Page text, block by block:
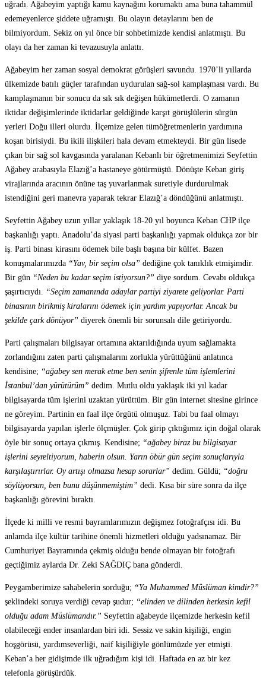
uğradı. Ağabeyim yaptığı kamu kaynağını korumaktı ama buna tahammül
edemeyenlerce şiddete uğramıştı. Bu olayın detaylarını ben de
bilmiyordum. Sekiz on yıl önce bir sohbetimizde kendisi anlatmıştı. Bu
olayı da her zaman ki tevazusuyla anlattı.
Ağabeyim her zaman sosyal demokrat görüşleri savundu. 1970’li yıllarda
ülkemizde batılı güçler tarafından uydurulan sağ-sol kamplaşması vardı. Bu
kamplaşmanın bir sonucu da sık sık değişen hükümetlerdi. O zamanın
iktidar değişimlerinde iktidarlar geldiğinde karşıt görüşlülerin sürgün
yerleri Doğu illeri olurdu. İlçemize gelen tümöğretmenlerin yardımına
koşan birisiydi. Bu ikili ilişkileri hala devam etmekteydi. Bir gün lisede
çıkan bir sağ sol kavgasında yaralanan Kebanlı bir öğretmenimizi Seyfettin
Ağabey arabasıyla Elazığ’a hastaneye götürmüştü. Dönüşte Keban giriş
virajlarında aracının önüne taş yuvarlanmak suretiyle durdurulmak
istendiğini geri manevra yaparak tekrar Elazığ’a döndüğünü anlatmıştı.
Seyfettin Ağabey uzun yıllar yaklaşık 18-20 yıl boyunca Keban CHP ilçe
başkanlığı yaptı. Anadolu’da siyasi parti başkanlığı yapmak oldukça zor bir
iş. Parti binası kirasını ödemek bile başlı başına bir külfet. Bazen
konuşmalarımızda “Yav, bir seçim olsa” dediğine çok tanıklık etmişimdir.
Bir gün “Neden bu kadar seçim istiyorsun?” diye sordum. Cevabı oldukça
şaşırtıcıydı. “Seçim zamanında adaylar partiyi ziyarete geliyorlar. Parti
binasının birikmiş kiralarını ödemek için yardım yapıyorlar. Ancak bu
şekilde çark dönüyor” diyerek önemli bir sorunsalı dile getiriyordu.
Parti çalışmaları bilgisayar ortamına aktarıldığında uyum sağlamakta
zorlandığını zaten parti çalışmalarını zorlukla yürüttüğünü anlatınca
kendisine; “ağabey sen merak etme ben senin şifrenle tüm işlemlerini
İstanbul’dan yürütürüm” dedim. Mutlu oldu yaklaşık iki yıl kadar
bilgisayarda tüm işlerini uzaktan yürüttüm. Bir gün internet sitesine girince
ne göreyim. Partinin en faal ilçe örgütü olmuşuz. Tabi bu faal olmayı
bilgisayarda yapılan işlerle ölçmüşler. Çok girip çıktığımız için doğal olarak
öyle bir sonuç ortaya çıkmış. Kendisine; “ağabey biraz bu bilgisayar
işlerini seyreltiyorum, haberin olsun. Yarın öbür gün seçim sonuçlarıyla
karşılaştırırlar. Oy artışı olmazsa hesap sorarlar” dedim. Güldü; “doğru
söylüyorsun, ben bunu düşünmemiştim” dedi. Kısa bir süre sonra da ilçe
başkanlığı görevini bıraktı.
İlçede ki milli ve resmi bayramlarımızın değişmez fotoğrafçısı idi. Bu
anlamda ilçe kültür tarihine önemli hizmetleri olduğu yadsınamaz. Bir
Cumhuriyet Bayramında çekmiş olduğu bende olmayan bir fotoğrafı
geçtiğimiz aylarda Dr. Zeki SAĞDIÇ bana gönderdi.
Peygamberimize sahabelerin sorduğu; “Ya Muhammed Müslüman kimdir?”
şeklindeki soruya verdiği cevap şudur; “elinden ve dilinden herkesin kefil
olduğu adam Müslümandır.” Seyfettin ağabeyde ilçemizde herkesin kefil
olabileceği ender insanlardan biri idi. Sessiz ve sakin kişiliği, engin
hoşgörüsü, yardımseverliği, naif kişiliğiyle gönlümüzde yer etmişti.
Keban’a her gidişimde ilk uğradığım kişi idi. Haftada en az bir kez
telefonla görüşürdük.